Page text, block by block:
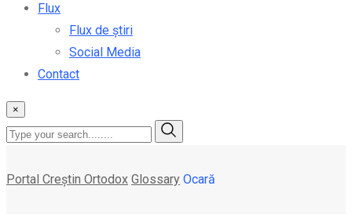
Flux
Flux de știri
Social Media
Contact
×
Portal Creștin Ortodox Glossary Ocară